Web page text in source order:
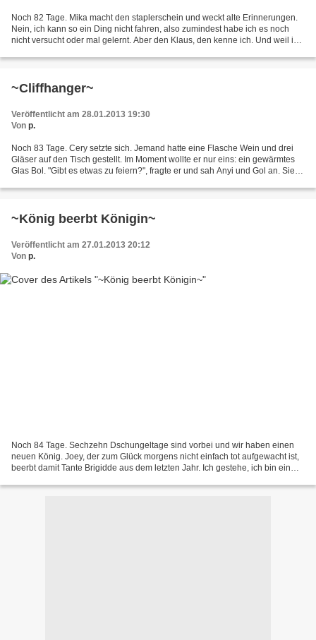
Noch 82 Tage. Mika macht den staplerschein und weckt alte Erinnerungen.
Nein, ich kann so ein Ding nicht fahren, also zumindest habe ich es noch
nicht versucht oder mal gelernt. Aber den Klaus, den kenne ich. Und weil ich
~Cliffhanger~
Veröffentlicht am 28.01.2013 19:30
Von p.
Noch 83 Tage. Cery setzte sich. Jemand hatte eine Flasche Wein und drei
Gläser auf den Tisch gestellt. Im Moment wollte er nur eins: ein gewärmtes
Glas Bol. "Gibt es etwas zu feiern?", fragte er und sah Anyi und Gol an. Sie
~König beerbt Königin~
Veröffentlicht am 27.01.2013 20:12
Von p.
Noch 84 Tage. Sechzehn Dschungeltage sind vorbei und wir haben einen
neuen König. Joey, der zum Glück morgens nicht einfach tot aufgewacht ist,
beerbt damit Tante Brigidde aus dem letzten Jahr. Ich gestehe, ich bin ein